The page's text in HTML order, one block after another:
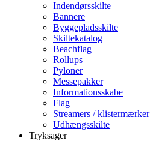
Indendørsskilte
Bannere
Byggepladsskilte
Skiltekatalog
Beachflag
Rollups
Pyloner
Messepakker
Informationsskabe
Flag
Streamers / klistermærker
Udhængsskilte
Tryksager